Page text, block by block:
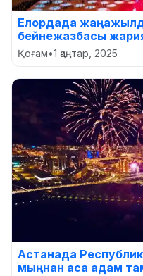
Елордада
бейнежазбасы
Қоғам•1 қаңтар, 2025
Астанада
мыңнан аса адам